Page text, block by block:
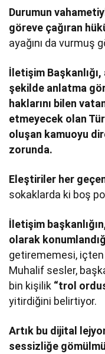
Durumun
göreve çağıran
ayağını da vurmuş
İletişim Başkanlığı,
şekilde anlatma
haklarını bilen
etmeyecek olan
oluşan kamuoyu
zorunda.
Eleştiriler her
sokaklarda ki boş
İletişim
olarak
getirememesi,
Muhalif sesler,
bin kişilik “trol
yitirdiğini belirtiyor.
Artık bu dijital
sessizliğe